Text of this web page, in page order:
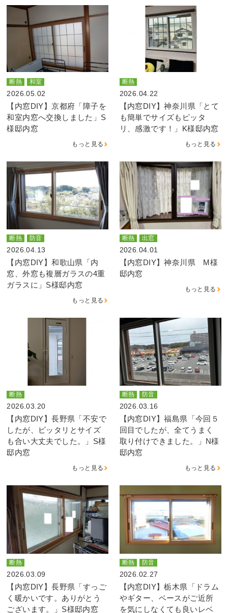
断熱 和室
2026.05.02
【内窓DIY】京都府「障子を
和室内窓へ交換しました」S
様邸内窓
もっと見る
断熱
2026.04.22
【内窓DIY】神奈川県「とて
も簡単でサイズもピッタ
リ、感激です！」K様邸内窓
もっと見る
断熱 防音
2026.04.13
【内窓DIY】和歌山県「内
窓、外窓も複層ガラスの4重
ガラスに」S様邸内窓
もっと見る
断熱 出窓
2026.04.01
【内窓DIY】神奈川県 M様
邸内窓
もっと見る
断熱
2026.03.20
【内窓DIY】長野県「不安で
したが、ピッタリとサイズ
も合い大丈夫でした。」S様
邸内窓
もっと見る
断熱 防音
2026.03.16
【内窓DIY】福島県「今回５
回目でしたが、全てうまく
取り付けできました。」N様
邸内窓
もっと見る
断熱
2026.03.09
【内窓DIY】長野県「すっご
く暖かいです。ありがとう
ございます。」S様邸内窓
断熱 防音
2026.02.27
【内窓DIY】栃木県「ドラム
やギター、ベースがご近所
を気にしなくても良いレベ